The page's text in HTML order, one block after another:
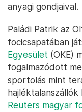
anyagi gondjaival.
Paládi Patrik az
focicsapatában
Egyesület (OKE)
fogalmazódott
sportolás mint
Reuters magyar